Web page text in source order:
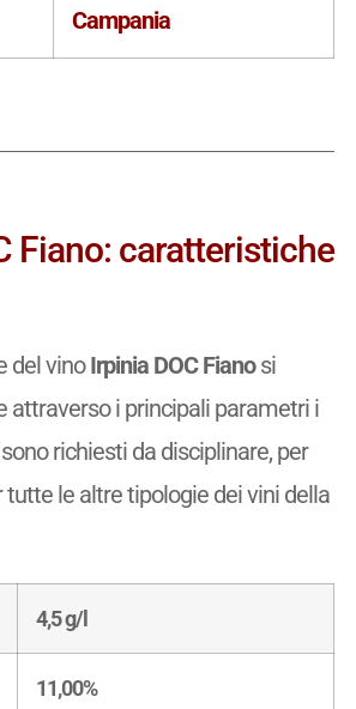
Campania
Fiano: caratteristiche
del vinoIrpinia DOC Fianosi
attraverso i principali parametri i
richiesti da disciplinare, per
le altre tipologie dei vini della
4,5 g/l
11,00%